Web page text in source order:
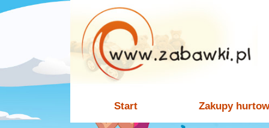
Start Zakupy